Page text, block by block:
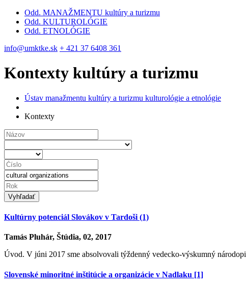
Odd. MANAŽMENTU kultúry a turizmu
Odd. KULTUROLÓGIE
Odd. ETNOLÓGIE
info@umktke.sk + 421 37 6408 361
Kontexty kultúry a turizmu
Ústav manažmentu kultúry a turizmu kulturológie a etnológie
Kontexty
Vyhľadať
Kultúrny potenciál Slovákov v Tardoši (1)
Tamás Pluhár, Štúdia, 02, 2017
Úvod. V júni 2017 sme absolvovali týždenný vedecko-výskumný
Slovenské minoritné inštitúcie a organizácie v Nadlaku [1]